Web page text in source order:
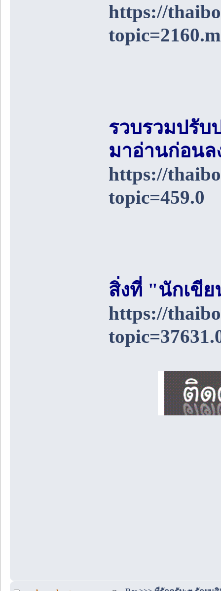
https://
รวบรวมปรับ
มาอ่านก่อน
https://
topic=459.0
สิ่งที่ "นักเขี
https://